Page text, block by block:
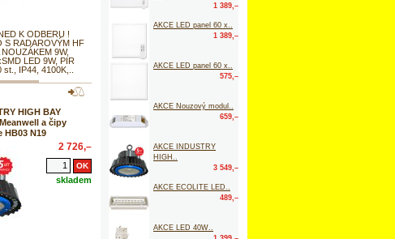
K ODBERU !
S RADAROVÝM HF
9W,
LED 9W, PIR
st., IP44, 4100K,..
HIGH BAY
a čipy
HB03 N19
2 726,–
skladem
1 389,–
AKCE LED panel 60 x..
1 389,–
AKCE LED panel 60 x..
575,–
AKCE Nouzový modul..
659,–
AKCE INDUSTRY
HIGH..
3 549,–
AKCE ECOLITE LED..
489,–
AKCE LED 40W..